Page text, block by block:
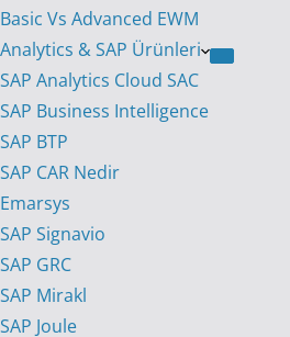
Basic Vs Advanced EWM
Analytics & SAP Ürünleri
SAP Analytics Cloud SAC
SAP Business Intelligence
SAP BTP
SAP CAR Nedir
Emarsys
SAP Signavio
SAP GRC
SAP Mirakl
SAP Joule